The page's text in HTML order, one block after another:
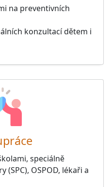
na preventivních
konzultací dětem i
speciálně
(SPC), OSPOD, lékaři a